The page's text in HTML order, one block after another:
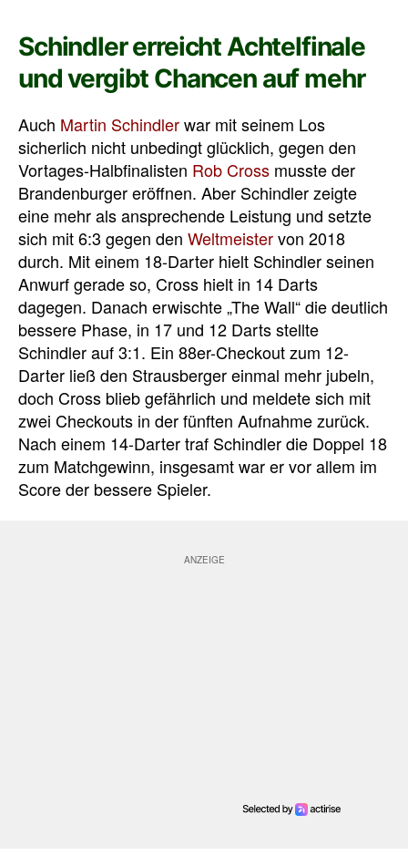
Schindler erreicht Achtelfinale
und vergibt Chancen auf mehr
Auch Martin Schindlerwar mit seinem Los
sicherlich nicht unbedingt glücklich, gegen den
Vortages-Halbfinalisten Rob Cross musste der
Brandenburger eröffnen. Aber Schindler zeigte
eine mehr als ansprechende Leistung und setzte
sich mit 6:3 gegen den Weltmeistervon 2018
durch. Mit einem 18-Darter hielt Schindler seinen
Anwurf gerade so, Cross hielt in 14 Darts
dagegen. Danach erwischte „The Wall“ die deutlich
bessere Phase, in 17 und 12 Darts stellte
Schindler auf 3:1. Ein 88er-Checkout zum 12-
Darter ließ den Strausberger einmal mehr jubeln,
doch Cross blieb gefährlich und meldete sich mit
zwei Checkouts in der fünften Aufnahme zurück.
Nach einem 14-Darter traf Schindler die Doppel 18
zum Matchgewinn, insgesamt war er vor allem im
Score der bessere Spieler.